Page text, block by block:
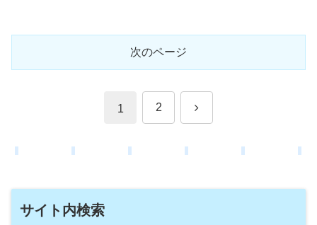
次のページ
1 2 次
サイト内検索